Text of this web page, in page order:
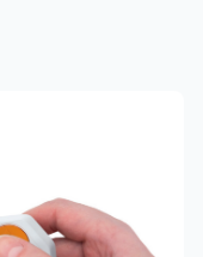
emailben